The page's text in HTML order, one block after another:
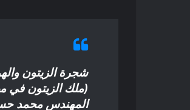
شجرة الزيتون
(ملك الزيتون في
المهندس محمد